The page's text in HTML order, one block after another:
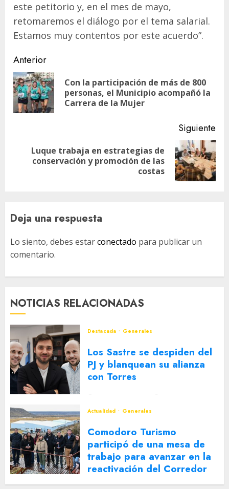
este petitorio y, en el mes de mayo,
retomaremos el diálogo por el tema salarial.
Estamos muy contentos por este acuerdo”.
Navegación
de
entradas
Anterior
Con la participación de más de 800
personas, el Municipio acompañó la
Carrera de la Mujer
Siguiente
Siguiente
Luque trabaja en estrategias de
conservación y promoción de las
costas
Deja una respuesta
Lo siento, debes estarconectado para publicar un
comentario.
NOTICIAS RELACIONADAS
Destacada Generales
Los Sastre se despiden del
PJ y blanquean su alianza
con Torres
Actualidad
Generales
Comodoro Turismo
participó de una mesa de
trabajo para avanzar en la
reactivación del Corredor
Turístico Integrado